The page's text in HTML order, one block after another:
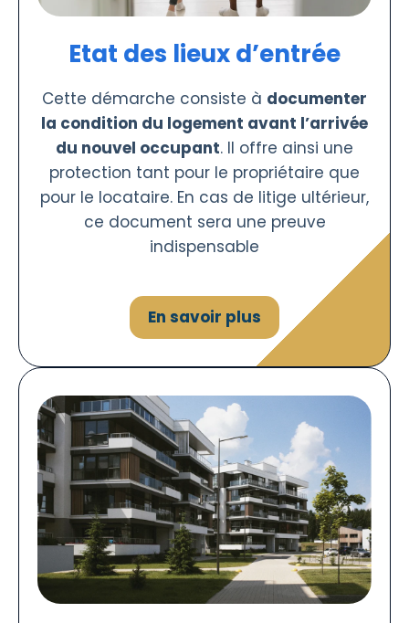
Etat des lieux d’entrée
Cette démarche consiste à documenter
la condition du logement avant l’arrivée
du nouvel occupant. Il offre ainsi une
protection tant pour le propriétaire que
pour le locataire. En cas de litige ultérieur,
ce document sera une preuve
indispensable
En savoir plus